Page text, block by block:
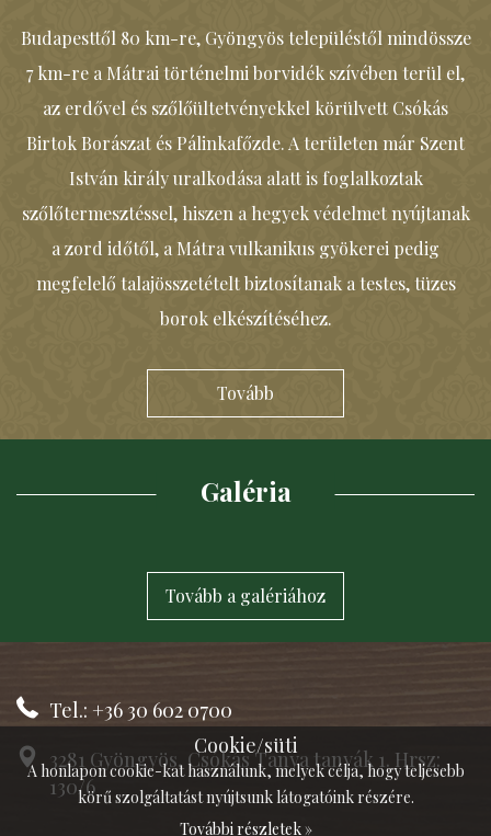
Cookie/süti
A honlapon cookie-kat használunk, melyek célja, hogy teljesebb
körű szolgáltatást nyújtsunk látogatóink részére.
További részletek »
Budapesttől 80 km-re, Gyöngyös településtől mindössze
7 km-re a Mátrai történelmi borvidék szívében terül el,
az erdővel és szőlőültetvényekkel körülvett Csókás
Birtok Borászat és Pálinkafőzde. A területen már Szent
István király uralkodása alatt is foglalkoztak
szőlőtermesztéssel, hiszen a hegyek védelmet nyújtanak
a zord időtől, a Mátra vulkanikus gyökerei pedig
megfelelő talajösszetételt biztosítanak a testes, tüzes
borok elkészítéséhez.
Tovább
Galéria
Tovább a galériához
Tel.: +36 30 602 0700
3281 Gyöngyös, Csókás Tanya tanyák 1. Hrsz:
130/6